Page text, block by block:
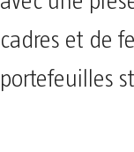
cadres et de
portefeuilles